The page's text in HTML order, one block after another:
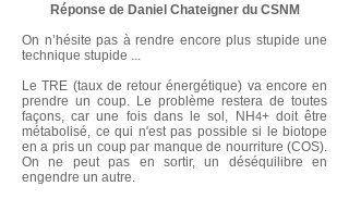
Réponse de Daniel Chateigner du CSNM
On n’hésite pas à rendre encore plus stupide une
technique stupide ...
Le TRE (taux de retour énergétique) va encore en
prendre un coup. Le problème restera de toutes
façons, car une fois dans le sol, NH4+ doit être
métabolisé, ce qui n'est pas possible si le biotope
en a pris un coup par manque de nourriture (COS).
On ne peut pas en sortir, un déséquilibre en
engendre un autre.